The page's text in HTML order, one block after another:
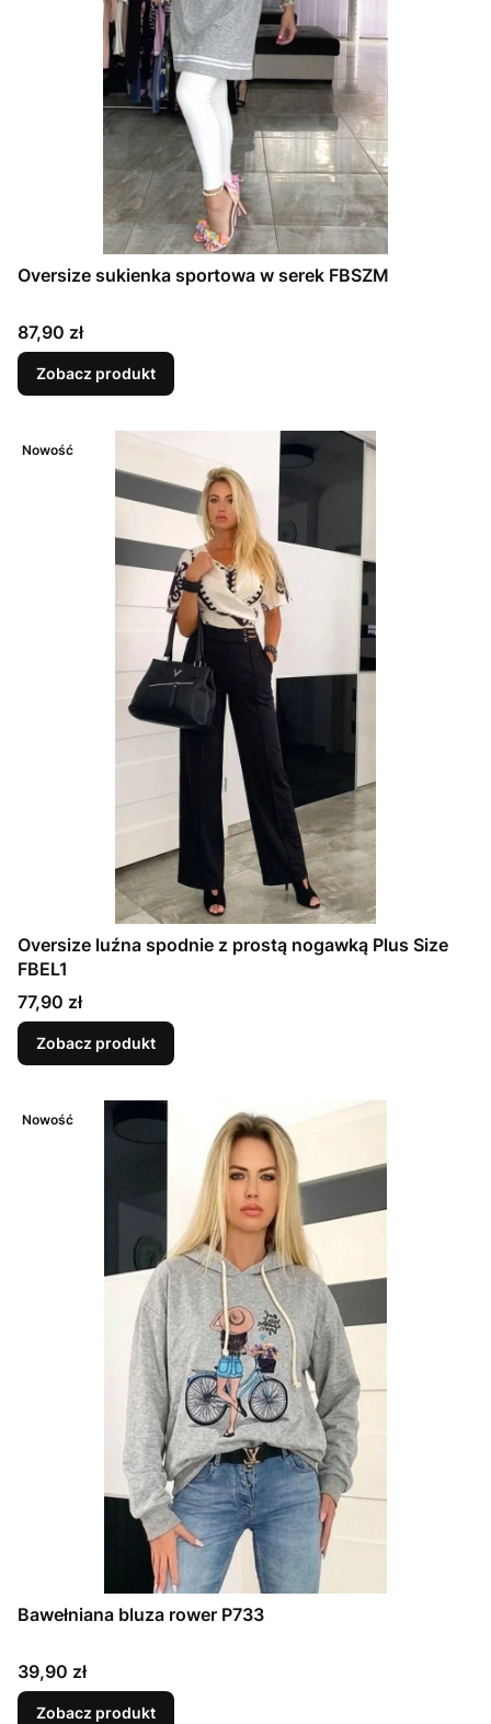
Oversize sukienka sportowa w serek FBSZM
Cena
87,90 zł
Zobacz produkt
Nowość
Oversize luźna spodnie z prostą nogawką Plus Size
FBEL1
Cena
77,90 zł
Zobacz produkt
Nowość
Bawełniana bluza rower P733
Cena
39,90 zł
Zobacz produkt